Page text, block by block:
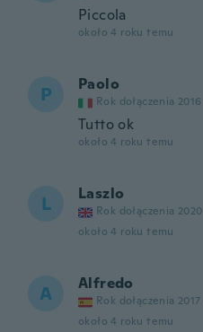
Piccola
około 4 roku temu
P Paolo
Rok dołączenia 2016
Tutto ok
około 4 roku temu
L Laszlo
Rok dołączenia 2020
około 4 roku temu
A Alfredo
Rok dołączenia 2017
około 4 roku temu